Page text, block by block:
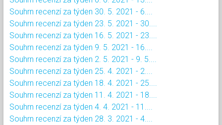
Souhrn recenzí za týden 30. 5. 2021 - 6....
Souhrn recenzí za týden 23. 5. 2021 - 30....
Souhrn recenzí za týden 16. 5. 2021 - 23....
Souhrn recenzí za týden 9. 5. 2021 - 16....
Souhrn recenzí za týden 2. 5. 2021 - 9. 5....
Souhrn recenzí za týden 25. 4. 2021 - 2....
Souhrn recenzí za týden 18. 4. 2021 - 25....
Souhrn recenzí za týden 11. 4. 2021 - 18....
Souhrn recenzí za týden 4. 4. 2021 - 11....
Souhrn recenzí za týden 28. 3. 2021 - 4....